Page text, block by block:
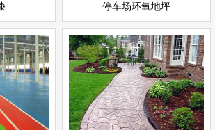
停车场环氧地坪
压花地坪
彩色地坪
查看详情
立即询问